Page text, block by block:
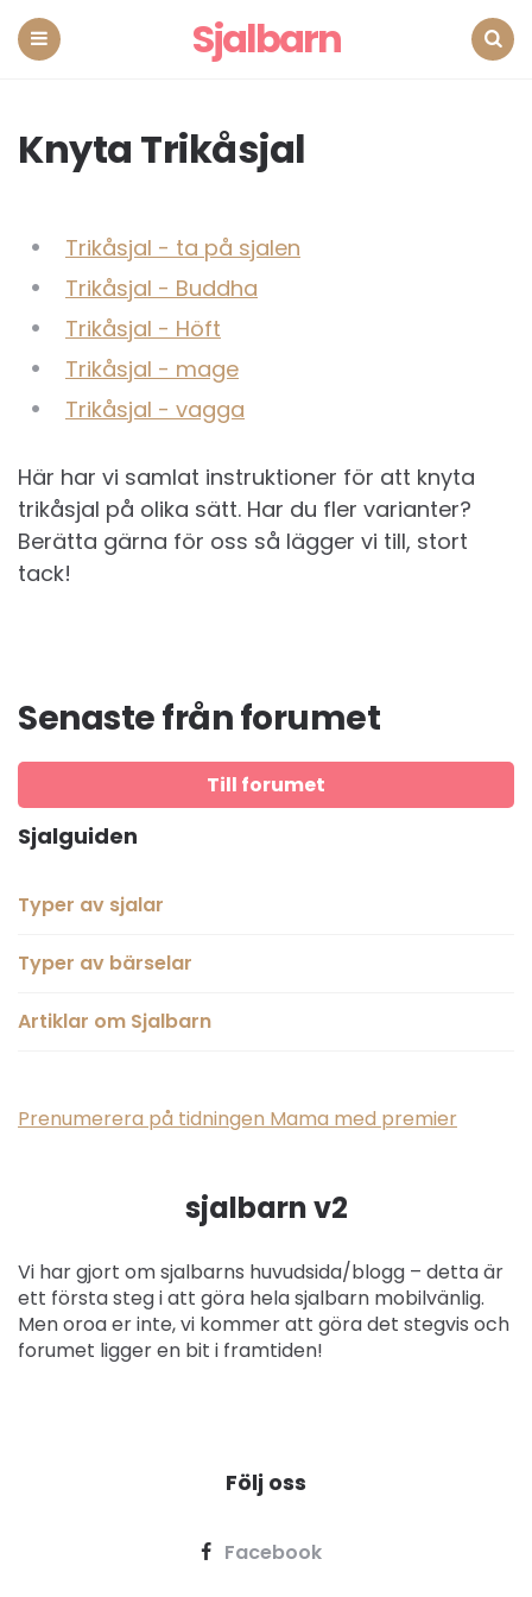
Sjalbarn
Knyta Trikåsjal
Trikåsjal - ta på sjalen
Trikåsjal - Buddha
Trikåsjal - Höft
Trikåsjal - mage
Trikåsjal - vagga
Här har vi samlat instruktioner för att knyta
trikåsjal på olika sätt. Har du fler varianter?
Berätta gärna för oss så lägger vi till, stort
tack!
Senaste från forumet
Till forumet
Sjalguiden
Typer av sjalar
Typer av bärselar
Artiklar om Sjalbarn
Prenumerera på tidningen Mama med premier
sjalbarn v2
Vi har gjort om sjalbarns huvudsida/blogg – detta är
ett första steg i att göra hela sjalbarn mobilvänlig.
Men oroa er inte, vi kommer att göra det stegvis och
forumet ligger en bit i framtiden!
Följ oss
Facebook